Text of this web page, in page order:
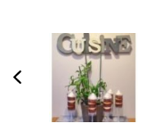
d'article